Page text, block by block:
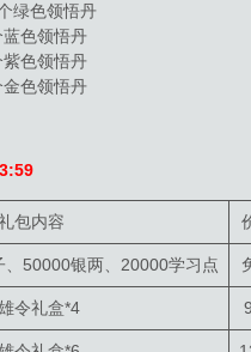
绿色领悟丹
色领悟丹
色领悟丹
色领悟丹
包内容
50000银两、20000学习点
令礼盒*4